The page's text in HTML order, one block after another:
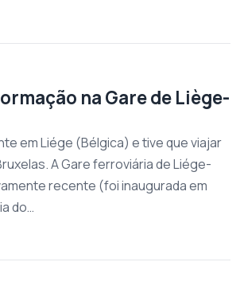
na Gare de Liège-
em Liége (Bélgica) e tive que viajar
A Gare ferroviária de Liége-
recente (foi inaugurada em
do…